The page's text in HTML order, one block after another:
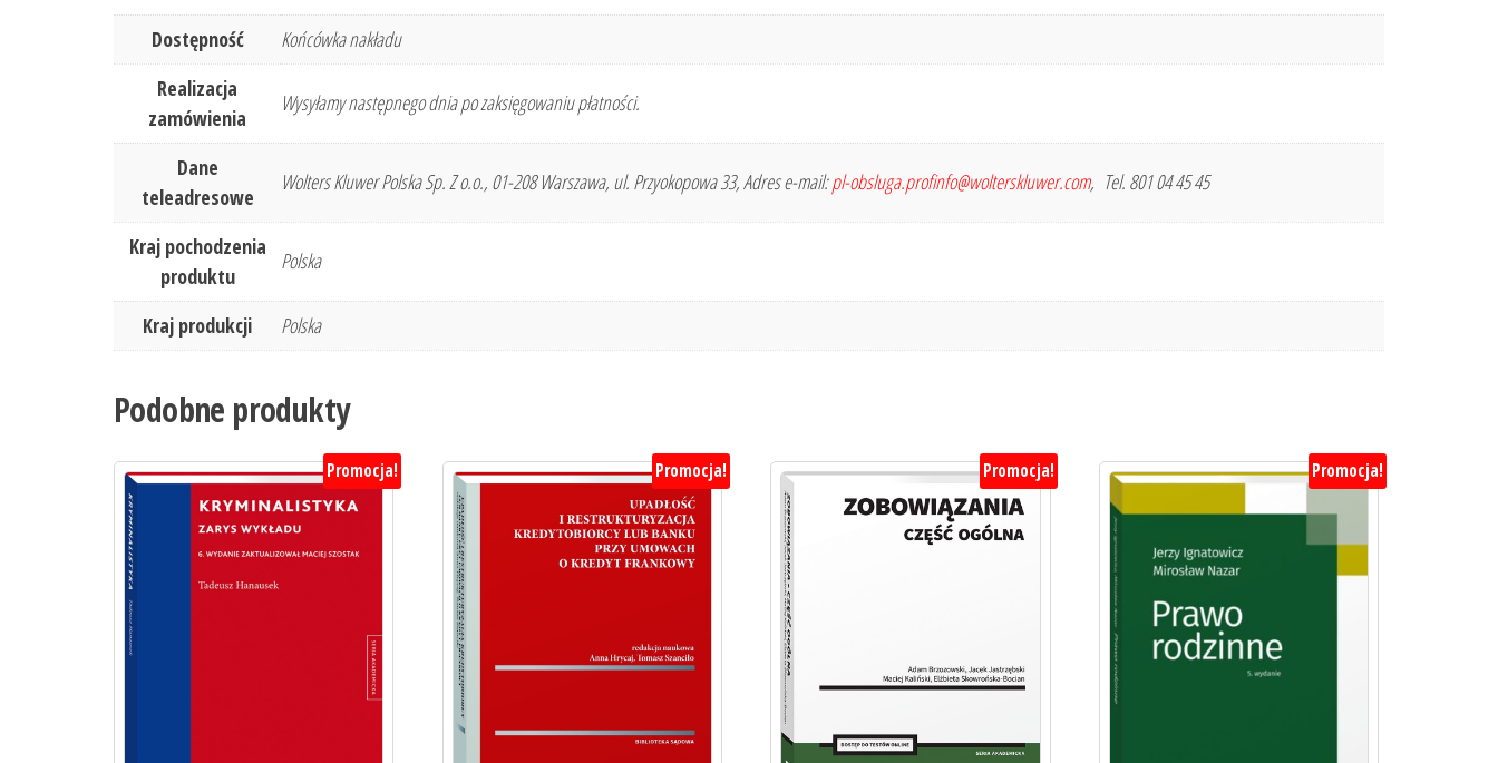
Dostępność
Końcówka nakładu
Realizacja
zamówienia
Wysyłamy następnego dnia po zaksięgowaniu płatności.
Dane
teleadresowe
Wolters Kluwer Polska Sp. Z o.o., 01-208 Warszawa, ul. Przyokopowa 33, Adres e-mail:pl-obsluga.profinfo@wolterskluwer.com, Tel. 801 04 45 45
Kraj pochodzenia
produktu
Polska
Kraj produkcji Polska
Podobne produkty
Promocja! Promocja! Promocja! Promocja!